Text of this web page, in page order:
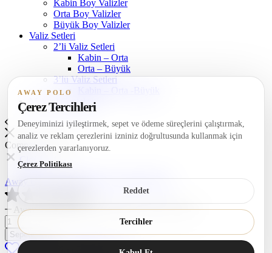
Kabin Boy Valizler
Orta Boy Valizler
Büyük Boy Valizler
Valiz Setleri
2’li Valiz Setleri
Kabin – Orta
Orta – Büyük
3’lü Valiz Setleri
Makyaj Çantaları
Compare products
Close
AWAY POLO
Çerez Tercihleri
Deneyiminizi iyileştirmek, sepet ve ödeme süreçlerini çalıştırmak,
analiz ve reklam çerezlerini izniniz doğrultusunda kullanmak için
çerezlerden yararlanıyoruz.
Çerez Politikası
Reddet
Tercihler
Away Grand Model Orta Boy Hardal Valiz
Away Grand Model Orta Boy Hardal Valiz adet
Sepete Ekle